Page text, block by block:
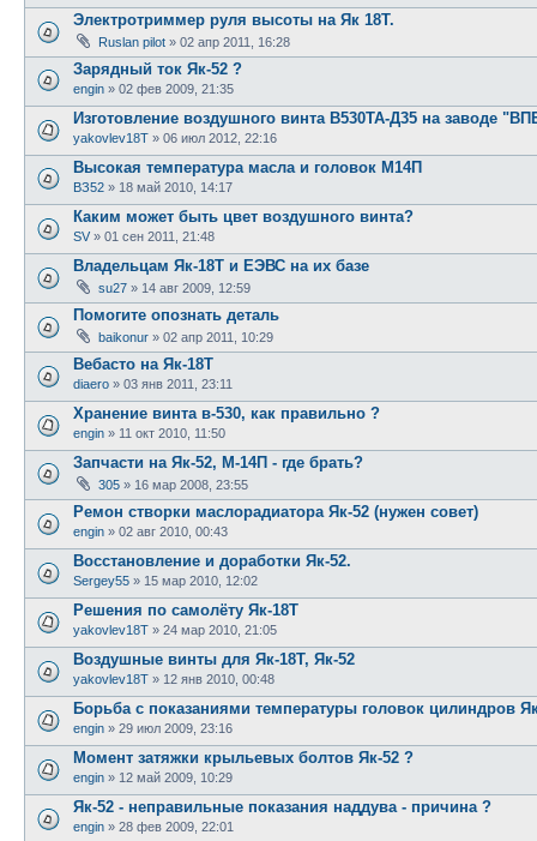
Электротриммер руля высоты на Як 18Т.
Ruslan pilot » 02 апр 2011, 16:28
Зарядный ток Як-52 ?
engin » 02 фев 2009, 21:35
Изготовление воздушного винта В530ТА-Д35 на заводе
yakovlev18T » 06 июл 2012, 22:16
Высокая температура масла и головок М14П
ВЗ52 » 18 май 2010, 14:17
Каким может быть цвет воздушного винта?
SV » 01 сен 2011, 21:48
Владельцам Як-18Т и ЕЭВС на их базе
su27 » 14 авг 2009, 12:59
Помогите опознать деталь
baikonur » 02 апр 2011, 10:29
Вебасто на Як-18Т
diaero » 03 янв 2011, 23:11
Хранение винта в-530, как правильно ?
engin » 11 окт 2010, 11:50
Запчасти на Як-52, М-14П - где брать?
305 » 16 мар 2008, 23:55
Ремон створки маслорадиатора Як-52 (нужен совет)
engin » 02 авг 2010, 00:43
Восстановление и доработки Як-52.
Sergey55 » 15 мар 2010, 12:02
Решения по самолёту Як-18Т
yakovlev18T » 24 мар 2010, 21:05
Воздушные винты для Як-18Т, Як-52
yakovlev18T » 12 янв 2010, 00:48
Борьба с показаниями температуры головок цилиндров
engin » 29 июл 2009, 23:16
Момент затяжки крыльевых болтов Як-52 ?
engin » 12 май 2009, 10:29
Як-52 - неправильные показания наддува - причина ?
engin » 28 фев 2009, 22:01